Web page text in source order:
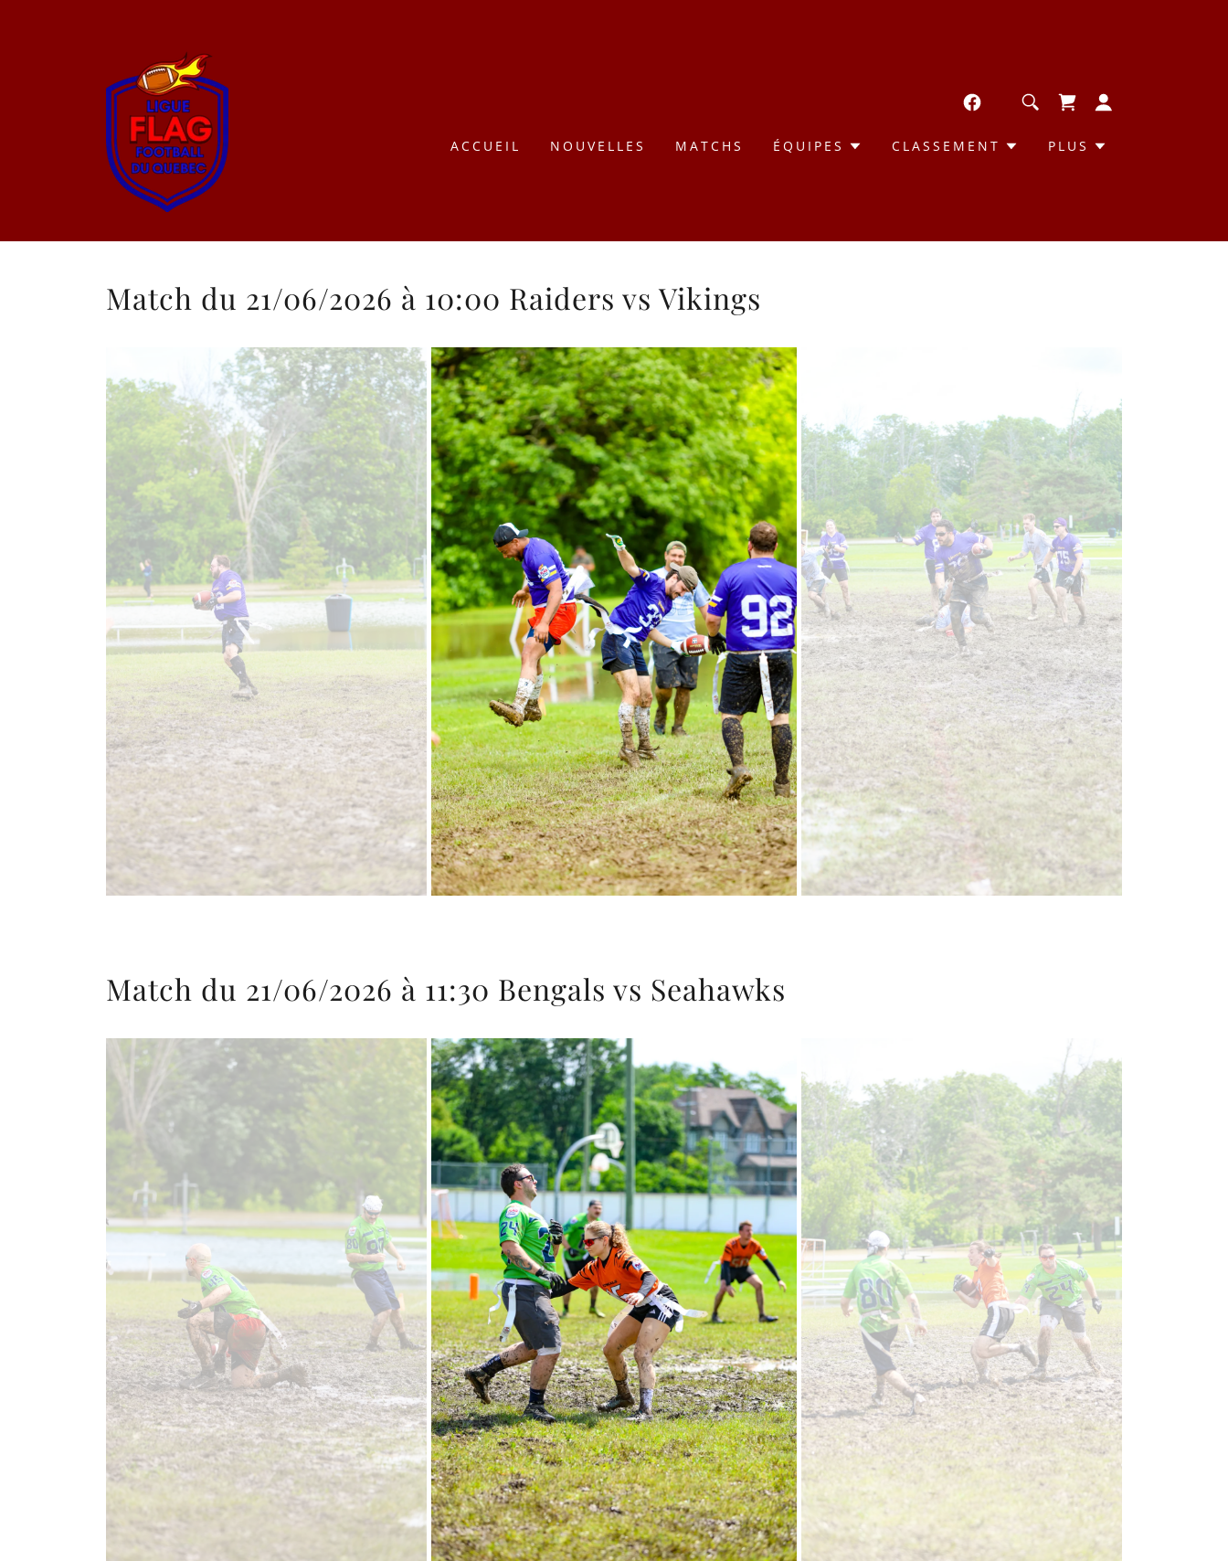
ACCUEIL NOUVELLES MATCHS ÉQUIPES CLASSEMENT PLUS
Match du 21/06/2026 à 10:00 Raiders vs Vikings
Match du 21/06/2026 à 11:30 Bengals vs Seahawks